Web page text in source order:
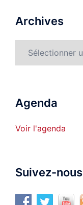
Archives
Agenda
Voir l'agenda
Suivez-nous